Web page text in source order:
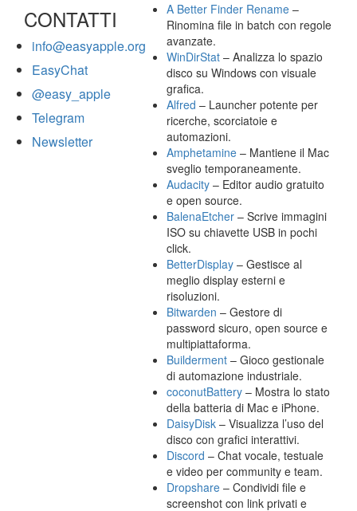
CONTATTI
info@easyapple.org
EasyChat
@easy_apple
Telegram
Newsletter
A Better Finder Rename –
Rinomina file in batch con regole
avanzate.
WinDirStat – Analizza lo spazio
disco su Windows con visuale
grafica.
Alfred – Launcher potente per
ricerche, scorciatoie e
automazioni.
Amphetamine – Mantiene il Mac
sveglio temporaneamente.
Audacity – Editor audio gratuito
e open source.
BalenaEtcher – Scrive immagini
ISO su chiavette USB in pochi
click.
BetterDisplay – Gestisce al
meglio display esterni e
risoluzioni.
Bitwarden – Gestore di
password sicuro, open source e
multipiattaforma.
Builderment – Gioco gestionale
di automazione industriale.
coconutBattery – Mostra lo stato
della batteria di Mac e iPhone.
DaisyDisk – Visualizza l’uso del
disco con grafici interattivi.
Discord – Chat vocale, testuale
e video per community e team.
Dropshare – Condividi file e
screenshot con link privati e